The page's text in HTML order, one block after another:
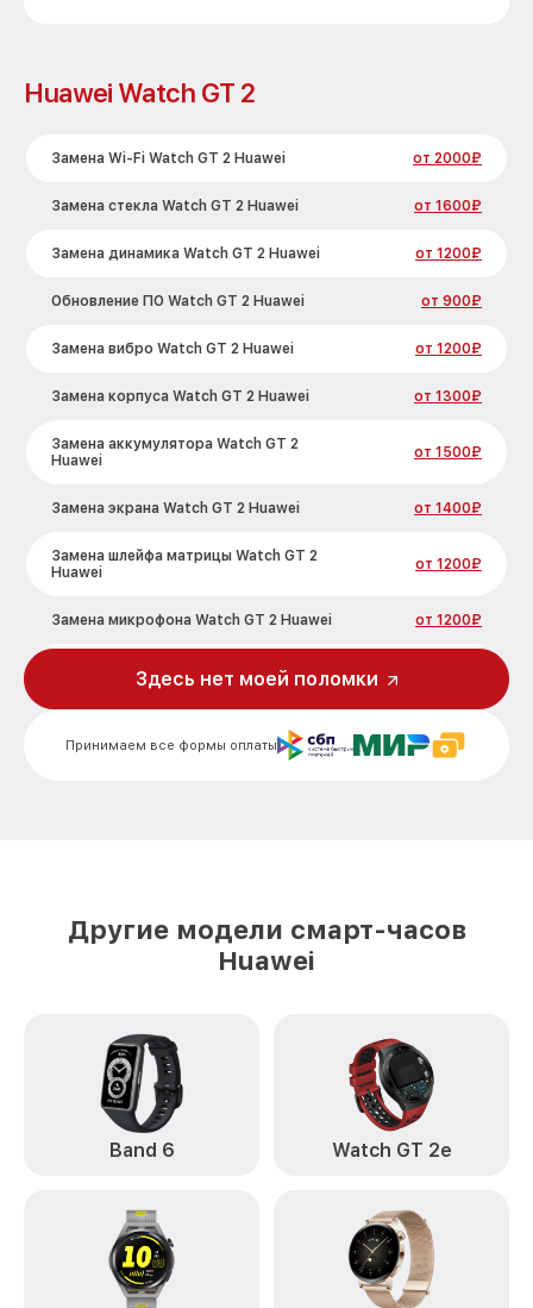
Huawei Watch GT 2
Замена Wi-Fi Watch GT 2 Huawei от 2000₽
Замена стекла Watch GT 2 Huawei от 1600₽
Замена динамика Watch GT 2 Huawei от 1200₽
Обновление ПО Watch GT 2 Huawei от 900₽
Замена вибро Watch GT 2 Huawei от 1200₽
Замена корпуса Watch GT 2 Huawei от 1300₽
Замена аккумулятора Watch GT 2
Huawei
от 1500₽
Замена экрана Watch GT 2 Huawei от 1400₽
Замена шлейфа матрицы Watch GT 2
Huawei
от 1200₽
Замена микрофона Watch GT 2 Huawei от 1200₽
Замена кнопки включения Watch GT 2
Замена Bluetooth Watch GT 2 Huawei от 2000₽
Принимаем все формы оплаты
Здесь нет моей поломки
Другие модели смарт-часов
Huawei
Band 6 Watch GT 2e